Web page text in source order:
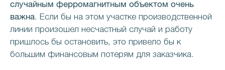
случайным ферромагнитным объектом очень
важна. Если бы на этом участке производственной
линии произошел несчастный случай и работу
пришлось бы остановить, это привело бы к
большим финансовым потерям для заказчика.